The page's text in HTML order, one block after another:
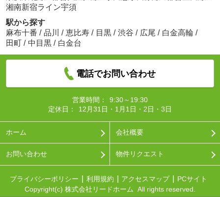
湘南新宿ライン宇須
駅から探す
麻布十番 / 品川 / 恵比寿 / 目黒 / 渋谷 / 広尾 / 白金高輪 /
田町 / 中目黒 / 白金台
電話でお問い合わせ
営業時間：
9:30～19:30
定休日：
12月31日・1月1日・2日・3日
ホーム 会社概要
お問い合わせ 物件リクエスト
プライバシーポリシー 利用規約 アクセスマップ
PCサイト
Copyright(c) 株式会社リードホーム All rights reserved.